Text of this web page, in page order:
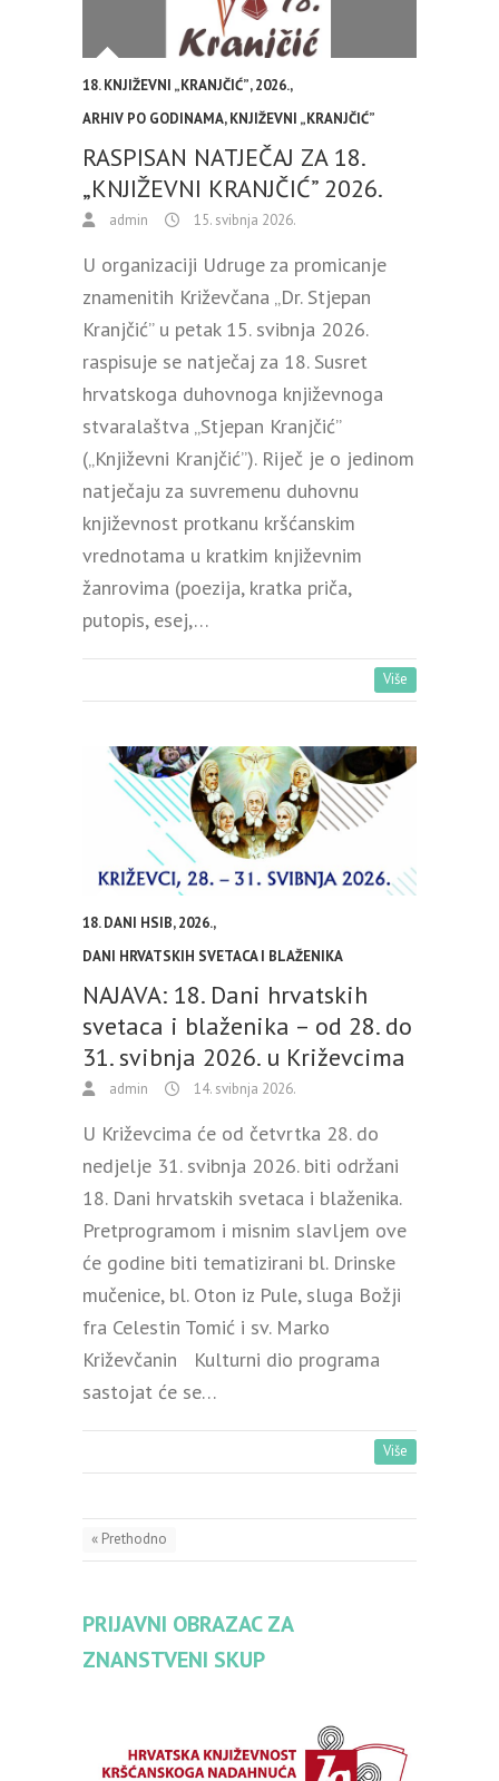
18. KNJIŽEVNI „KRANJČIĆ”,2026.,
ARHIV PO GODINAMA,KNJIŽEVNI „KRANJČIĆ”
RASPISAN NATJEČAJ ZA 18.
„KNJIŽEVNI KRANJČIĆ” 2026.
admin 15. svibnja 2026.
U organizaciji Udruge za promicanje
znamenitih Križevčana „Dr. Stjepan
Kranjčić” u petak 15. svibnja 2026.
raspisuje se natječaj za 18. Susret
hrvatskoga duhovnoga književnoga
stvaralaštva „Stjepan Kranjčić”
(„Književni Kranjčić”). Riječ je o jedinom
natječaju za suvremenu duhovnu
književnost protkanu kršćanskim
vrednotama u kratkim književnim
žanrovima (poezija, kratka priča,
putopis, esej,…
Više
18. DANI HSIB,2026.,
DANI HRVATSKIH SVETACA I BLAŽENIKA
NAJAVA: 18. Dani hrvatskih
svetaca i blaženika – od 28. do
31. svibnja 2026. u Križevcima
admin 14. svibnja 2026.
U Križevcima će od četvrtka 28. do
nedjelje 31. svibnja 2026. biti održani
18. Dani hrvatskih svetaca i blaženika.
Pretprogramom i misnim slavljem ove
će godine biti tematizirani bl. Drinske
mučenice, bl. Oton iz Pule, sluga Božji
fra Celestin Tomić i sv. Marko
Križevčanin Kulturni dio programa
sastojat će se…
Više
« Prethodno
PRIJAVNI OBRAZAC ZA
ZNANSTVENI SKUP